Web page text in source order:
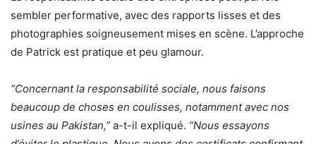
sembler performative, avec des rapports lisses et des
photographies soigneusement mises en scène. L’approche
de Patrick est pratique et peu glamour.
“Concernant la responsabilité sociale, nous faisons
beaucoup de choses en coulisses, notamment avec nos
usines au Pakistan,” a-t-il expliqué. “Nous essayons